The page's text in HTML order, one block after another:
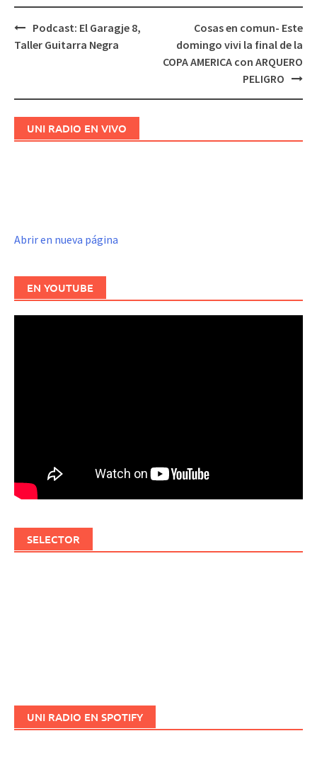
Navegación
Podcast: El Garagje 8,
Taller Guitarra Negra
Cosas en comun- Este
domingo vivi la final de la
COPA AMERICA con ARQUERO
PELIGRO
UNI RADIO EN VIVO
Abrir en nueva página
EN YOUTUBE
SELECTOR
UNI RADIO EN SPOTIFY